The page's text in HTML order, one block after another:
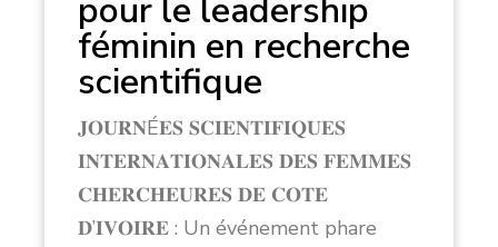
pour le leadership
féminin en recherche
scientifique
𝐉𝐎𝐔𝐑𝐍É𝐄𝐒 𝐒𝐂𝐈𝐄𝐍𝐓𝐈𝐅𝐈𝐐𝐔𝐄𝐒
𝐈𝐍𝐓𝐄𝐑𝐍𝐀𝐓𝐈𝐎𝐍𝐀𝐋𝐄𝐒 𝐃𝐄𝐒 𝐅𝐄𝐌𝐌𝐄𝐒
𝐂𝐇𝐄𝐑𝐂𝐇𝐄𝐔𝐑𝐄𝐒 𝐃𝐄 𝐂𝐎𝐓𝐄
𝐃’𝐈𝐕𝐎𝐈𝐑𝐄 : Un événement phare